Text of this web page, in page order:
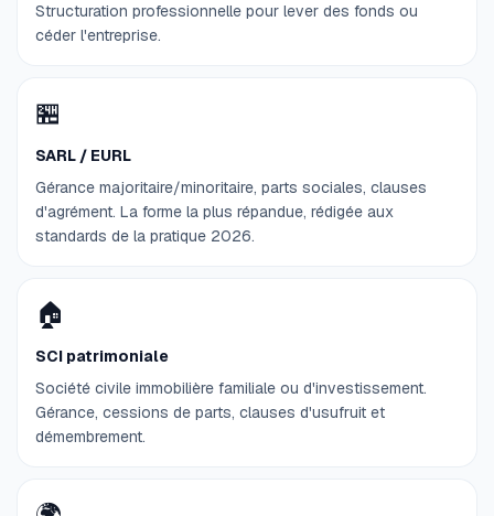
Structuration professionnelle pour lever des fonds ou
céder l'entreprise.
🏪
SARL / EURL
Gérance majoritaire/minoritaire, parts sociales, clauses
d'agrément. La forme la plus répandue, rédigée aux
standards de la pratique 2026.
🏠
SCI patrimoniale
Société civile immobilière familiale ou d'investissement.
Gérance, cessions de parts, clauses d'usufruit et
démembrement.